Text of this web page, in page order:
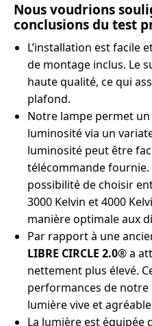
Nous voudrions
conclusions du test
L’installation est facile
de montage inclus. Le
haute qualité, ce qui
plafond.
Notre lampe permet
luminosité via un
luminosité peut être
télécommande fournie.
possibilité de choisir
3000 Kelvin et 4000
manière optimale aux
Par rapport à une
LIBRE CIRCLE 2.0® a
nettement plus élevé.
performances de notre
lumière vive et
La lumière est équipée